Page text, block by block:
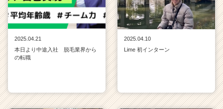
2025.04.21
本日より中途入社 脱毛業界から
の転職
2025.04.10
Lime 初インターン